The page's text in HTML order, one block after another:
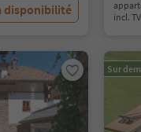
disponibilité
incl.
Sur